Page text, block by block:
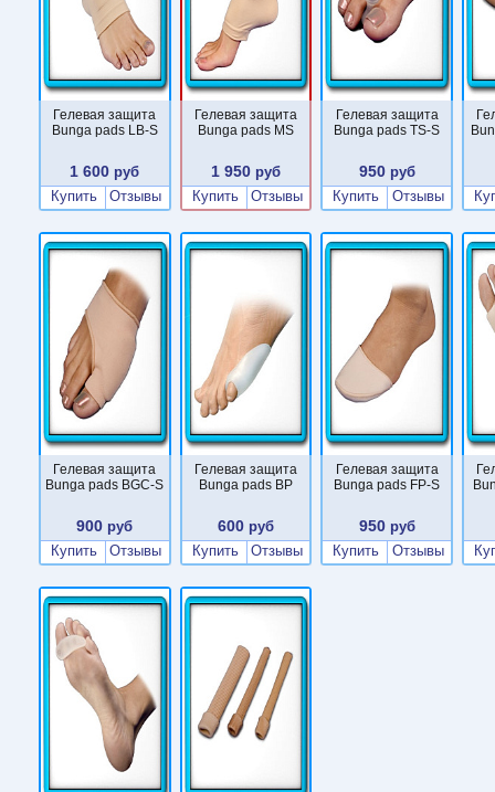
Гелевая защита
Bunga pads LB-S
1 600 руб
Купить
Отзывы
Гелевая защита
Bunga pads MS
1 950 руб
Купить
Отзывы
Гелевая защита
Bunga pads TS-S
950руб
Купить
Отзывы
Гелевая защита
Bunga pads BGC-S
900 руб
Купить
Отзывы
Гелевая защита
Bunga pads BP
600 руб
Купить
Отзывы
Гелевая защита
Bunga pads FP-S
950руб
Купить
Отзывы